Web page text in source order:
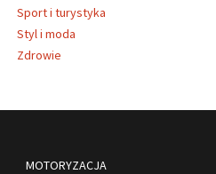
Sport i turystyka
Styl i moda
Zdrowie
MOTORYZACJA